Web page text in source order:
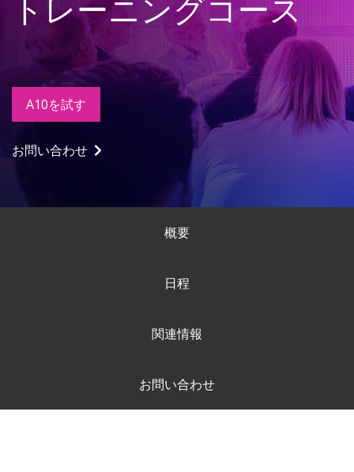
トレーニングコース
A10を試す
お問い合わせ
概要
日程
関連情報
お問い合わせ